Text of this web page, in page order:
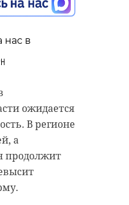
нас в
ожидается
В регионе
а
продолжит
в
Воронята
и
пищу,
в
усадьба
субботник
мызы. В
«Волонтеры